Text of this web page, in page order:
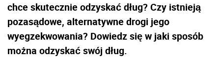
chce skutecznie odzyskać dług? Czy istnieją
pozasądowe, alternatywne drogi jego
wyegzekwowania? Dowiedz się w jaki sposób
można odzyskać swój dług.